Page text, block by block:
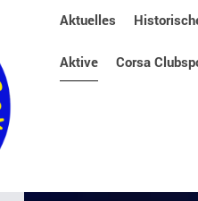
Aktuelles
Aktive Corsa